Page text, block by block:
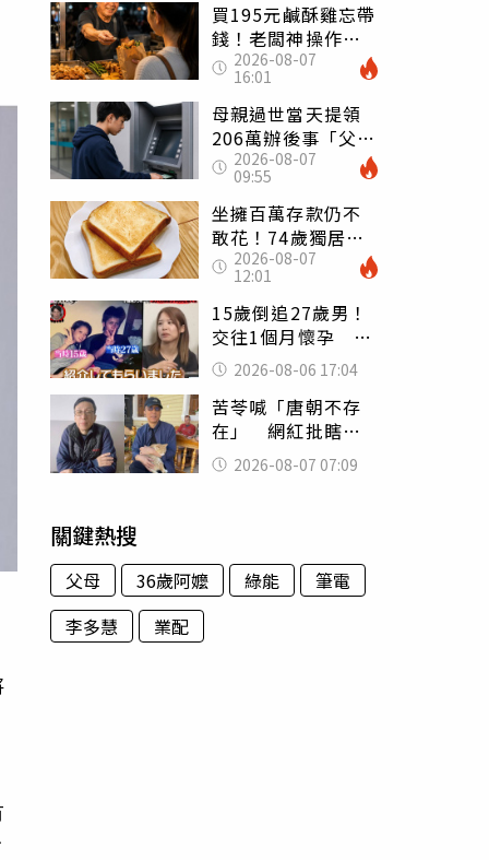
買195元鹹酥雞忘帶
錢！老闆神操作
「倒找5元」 全網
看哭：這就是台灣
2026-08-07
16:01
母親過世當天提領
206萬辦後事「父子
遭判刑」 律師：
搶錢先下手是罪
2026-08-07
09:55
坐擁百萬存款仍不
敢花！74歲獨居翁
「1餐只吃1片吐
司」 半年後暴瘦
嚇壞女兒
2026-08-07
12:01
15歲倒追27歲男！
交往1個月懷孕 36
歲當阿嬤故事曝光
2026-08-06 17:04
苦苓喊「唐朝不存
在」 網紅批瞎編
歷史：李白、杜甫
用鮮卑文寫詩？
2026-08-07 07:09
關鍵熱搜
父母 36歲阿嬤 綠能
筆電
李多慧
業配